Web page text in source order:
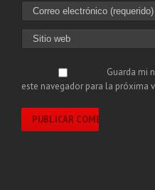
Guarda mi
este navegador para la próxima